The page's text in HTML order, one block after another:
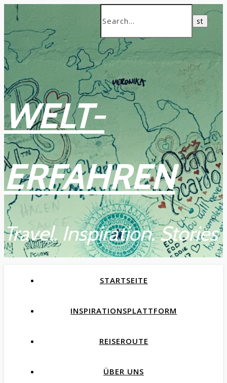
WELT-
ERFAHREN
Travel. Inspiration. Stories
STARTSEITE
INSPIRATIONSPLATTFORM
REISEROUTE
ÜBER UNS